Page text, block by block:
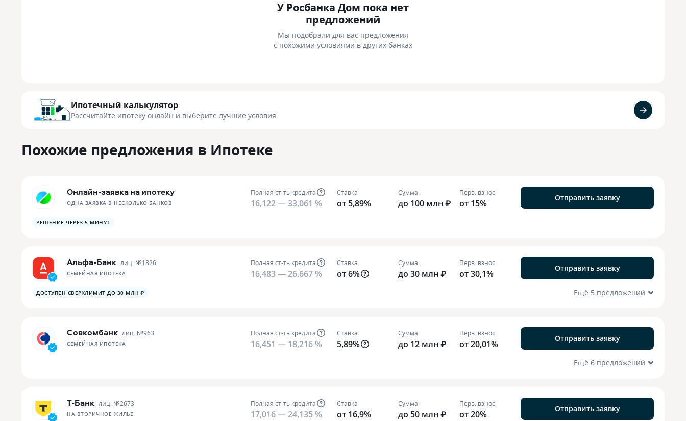
У Росбанка Дом пока нет
предложений
Мы подобрали для вас предложения
с похожими условиями в других банках
Ипотечный калькулятор
Рассчитайте ипотеку онлайн и выберите лучшие условия
Похожие предложения в Ипотеке
Онлайн-заявка на ипотеку
ОДНА ЗАЯВКА В НЕСКОЛЬКО БАНКОВ
Полная ст-ть кредита
16,122 — 33,061 %
Ставка
от 5,89%
Сумма
до 100 млн ₽
Перв. взнос
от 15%
Отправить заявку
РЕШЕНИЕ ЧЕРЕЗ 5 МИНУТ
Альфа-Банк лиц. №1326
СЕМЕЙНАЯ ИПОТЕКА
Полная ст-ть кредита
16,483 — 26,667 %
Ставка
от 6%
Сумма
до 30 млн ₽
Перв. взнос
от 30,1%
Отправить заявку
ДОСТУПЕН СВЕРХЛИМИТ ДО 30 МЛН ₽ Ещё 5 предложений
Совкомбанк лиц. №963
СЕМЕЙНАЯ ИПОТЕКА
Полная ст-ть кредита
16,451 — 18,216 %
Ставка
5,89%
Сумма
до 12 млн ₽
Перв. взнос
от 20,01%
Отправить заявку
Ещё 6 предложений
Т-Банк лиц. №2673
НА ВТОРИЧНОЕ ЖИЛЬЕ
Полная ст-ть кредита
17,016 — 24,135 %
Ставка
от 16,9%
Сумма
до 50 млн ₽
Перв. взнос
от 20%
Отправить заявку